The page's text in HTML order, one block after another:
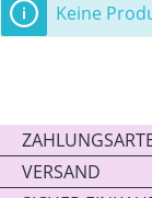
Keine
VERSAND